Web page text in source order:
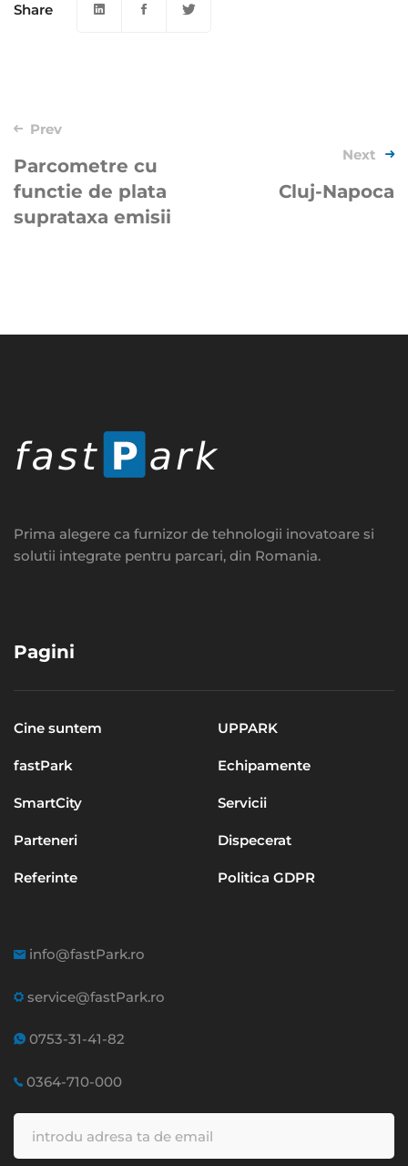
Share
Post
navigation
Prev
Parcometre cu
functie de plata
suprataxa emisii
Next
Cluj-Napoca
Prima alegere ca furnizor de tehnologii inovatoare si
solutii integrate pentru parcari, din Romania.
Pagini
Cine suntem UPPARK
fastPark Echipamente
SmartCity Servicii
Parteneri Dispecerat
Referinte Politica GDPR
info@fastPark.ro
service@fastPark.ro
0753-31-41-82
0364-710-000